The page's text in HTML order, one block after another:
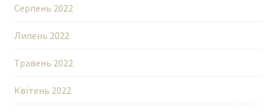
Серпень 2022
Липень 2022
Травень 2022
Квітень 2022